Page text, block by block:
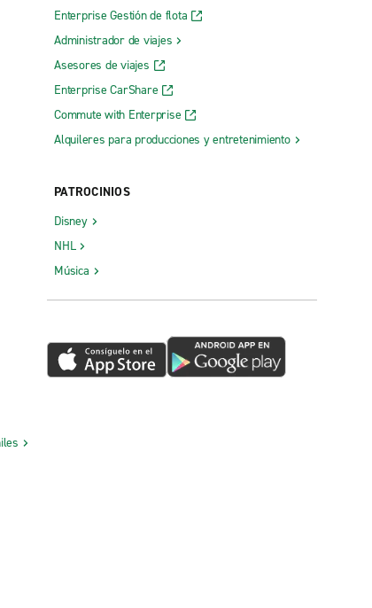
Enterprise Gestión de flota
Administrador de viajes
Asesores de viajes
Enterprise CarShare
Commute with Enterprise
Alquileres para producciones y entretenimiento
PATROCINIOS
Disney
NHL
Música